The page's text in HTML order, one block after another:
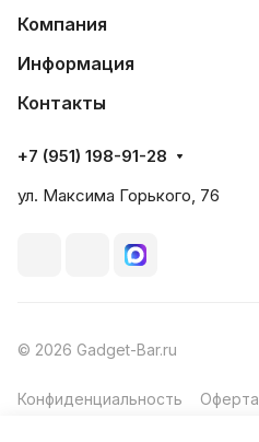
Компания
Информация
Контакты
+7 (951) 198-91-28
ул. Максима Горького, 76
© 2026 Gadget-Bar.ru
Конфиденциальность Оферта